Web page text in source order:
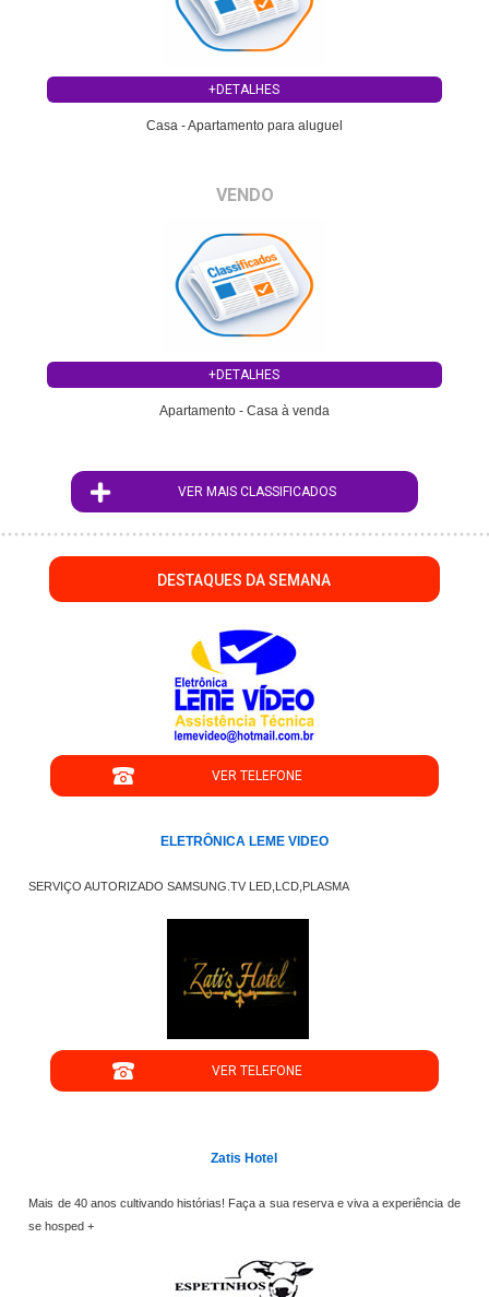
+DETALHES
Casa - Apartamento para aluguel
VENDO
+DETALHES
Apartamento - Casa à venda
VER MAIS CLASSIFICADOS
DESTAQUES DA SEMANA
VER TELEFONE
ELETRÔNICA LEME VIDEO
SERVIÇO AUTORIZADO SAMSUNG.TV LED,LCD,PLASMA
VER TELEFONE
Zatis Hotel
Mais de 40 anos cultivando histórias! Faça a sua reserva e viva a experiência de
se hosped +